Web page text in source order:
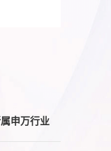
申万行业